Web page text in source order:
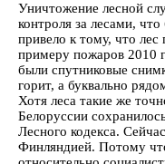
Уничтожение лесной
контроля за лесами,
привело к тому, что
примеру пожаров 2010
были спутниковые
горит, а буквально
Хотя леса такие же
Белоруссии
Лесного кодекса.
Финляндией. Потому